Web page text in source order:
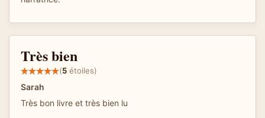
Très bien
(5 étoiles)
Sarah
Très bon livre et très bien lu